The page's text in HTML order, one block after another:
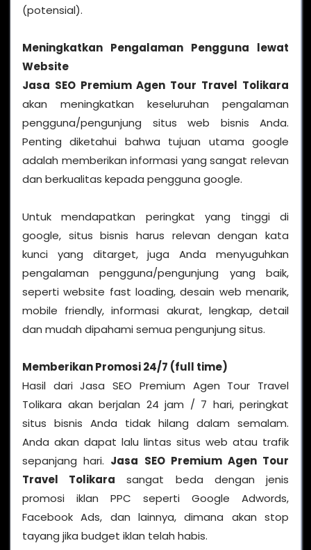
(potensial).
Meningkatkan Pengalaman Pengguna lewat
Website
Jasa SEO Premium Agen Tour Travel Tolikara
akan meningkatkan keseluruhan pengalaman
pengguna/pengunjung situs web bisnis Anda.
Penting diketahui bahwa tujuan utama google
adalah memberikan informasi yang sangat relevan
dan berkualitas kepada pengguna google.
Untuk mendapatkan peringkat yang tinggi di
google, situs bisnis harus relevan dengan kata
kunci yang ditarget, juga Anda menyuguhkan
pengalaman pengguna/pengunjung yang baik,
seperti website fast loading, desain web menarik,
mobile friendly, informasi akurat, lengkap, detail
dan mudah dipahami semua pengunjung situs.
Memberikan Promosi 24/7 (full time)
Hasil dari Jasa SEO Premium Agen Tour Travel
Tolikara akan berjalan 24 jam / 7 hari, peringkat
situs bisnis Anda tidak hilang dalam semalam.
Anda akan dapat lalu lintas situs web atau trafik
sepanjang hari. Jasa SEO Premium Agen Tour
Travel Tolikara sangat beda dengan jenis
promosi iklan PPC seperti Google Adwords,
Facebook Ads, dan lainnya, dimana akan stop
tayang jika budget iklan telah habis.